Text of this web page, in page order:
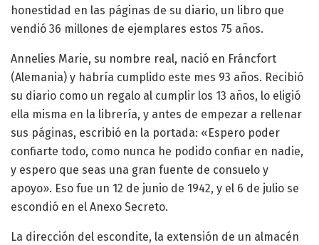
honestidad en las páginas de su diario, un libro que
vendió 36 millones de ejemplares estos 75 años.
Annelies Marie, su nombre real, nació en Fráncfort
(Alemania) y habría cumplido este mes 93 años. Recibió
su diario como un regalo al cumplir los 13 años, lo eligió
ella misma en la librería, y antes de empezar a rellenar
sus páginas, escribió en la portada: «Espero poder
confiarte todo, como nunca he podido confiar en nadie,
y espero que seas una gran fuente de consuelo y
apoyo». Eso fue un 12 de junio de 1942, y el 6 de julio se
escondió en el Anexo Secreto.
La dirección del escondite, la extensión de un almacén